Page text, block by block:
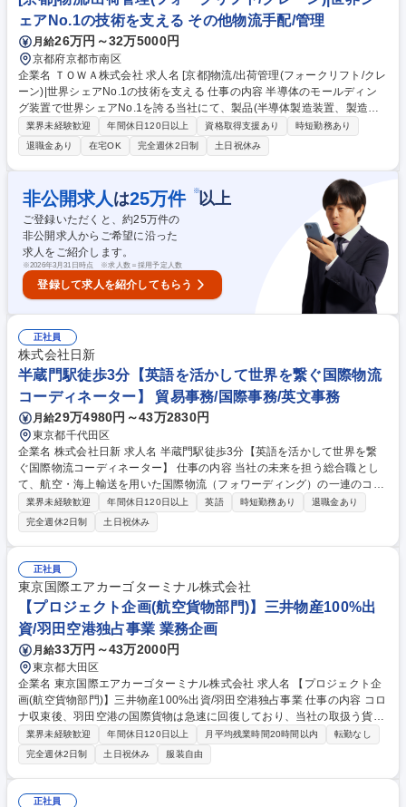
ェアNo.1の技術を支える その他物流手配/管理
月給26万円～32万5000円
京都府京都市南区
企業名 ＴＯＷＡ株式会社 求人名 [京都]物流/出荷管理(フォークリフト/クレ
ーン)|世界シェアNo.1の技術を支える 仕事の内容 半導体のモールディン
グ装置で世界シェアNo.1を誇る当社にて、製品(半導体製造装置、製造に
用いる精密金型)や社内便の物流、工場内構内での作業をお任せします。 ●
フォークリフト・大型クレーンを使っての製品の運搬・検品 (完成品の客
様への輸送のためや、別工場で組み立てた製品を工場で出荷前調整を行う
ための受け入れ) ●製品や社内便等、荷物全般の出入荷業務(トラック手
配、梱包、開梱等) ●簡単な資料作成やシステムへの入力業務 ＊3年後を目
途に京都東事業所(宇治田原町、JR宇治駅より車30分程度)への異動可能性
がございます。 募集職種 [京都]物流/出荷管理(フォークリフト/クレーン)|
世界シェアNo.1の技術を支える
業界未経験歓迎 年間休日120日以上 資格取得支援あり
時短勤務あり
退職金あり
在宅OK 完全週休2日制 土日祝休み
非公開求人 は25万件 ※以上
ご登録いただくと、約25万件の
非公開求人からご希望に沿った
求人をご紹介します。
※2026年3月31日時点 ※求人数＝採用予定人数
登録して求人を紹介してもらう
正社員
株式会社日新
半蔵門駅徒歩3分【英語を活かして世界を繋ぐ国際物流
コーディネーター】 貿易事務/国際事務/英文事務
月給29万4980円～43万2830円
東京都千代田区
企業名 株式会社日新 求人名 半蔵門駅徒歩3分【英語を活かして世界を繋
ぐ国際物流コーディネーター】 仕事の内容 当社の未来を担う総合職とし
て、航空・海上輸送を用いた国際物流（フォワーディング）の一連のコー
ディネート業務を担い、グローバルな舞台でご活躍いただきます。 ■輸出
入オペレーション（カスタマーサービス・書類作成） ■既存顧客へのルー
ト最適化や物流提案営業 ■海外拠点や国内外パートナーとの英語メール等
を用いた連携業務 ※ご経験やスキルに応じて、即戦力として各種業務をお
任せします。 ＊変更範囲：会社の定める業務 募集職種 半蔵門駅徒歩3分
【英語を活かして世界を繋ぐ国際物流コーディネーター】
業界未経験歓迎 年間休日120日以上 英語 時短勤務あり
退職金あり
完全週休2日制
土日祝休み
正社員
東京国際エアカーゴターミナル株式会社
【プロジェクト企画(航空貨物部門)】三井物産100%出
資/羽田空港独占事業 業務企画
月給33万円～43万2000円
東京都大田区
企業名 東京国際エアカーゴターミナル株式会社 求人名 【プロジェクト企
画(航空貨物部門)】三井物産100%出資/羽田空港独占事業 仕事の内容 コロ
ナ収束後、羽田空港の国際貨物は急速に回復しており、当社の取扱う貨物
量も想定を大きく超えています。これに伴い業務多忙となっているため、
組織体制強化の為の増員募集をしております。 【業務内容の詳細】 当社
は航空貨物事務の取扱いを事業の一つとしていますが、輸出入の貨物事務
を担う運営本部の要として、各プロジェクトの企画、立案、推進、進捗管
理等の一連の業務や、予実管理、新規案件の調整業務、監査対応等、中心
業界未経験歓迎 年間休日120日以上 月平均残業時間20時間以内
転勤なし
完全週休2日制
土日祝休み 服装自由
正社員